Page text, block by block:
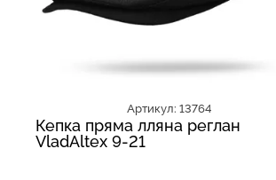
Артикул: 13764
Кепка пряма лляна реглан
VladAltex 9-21